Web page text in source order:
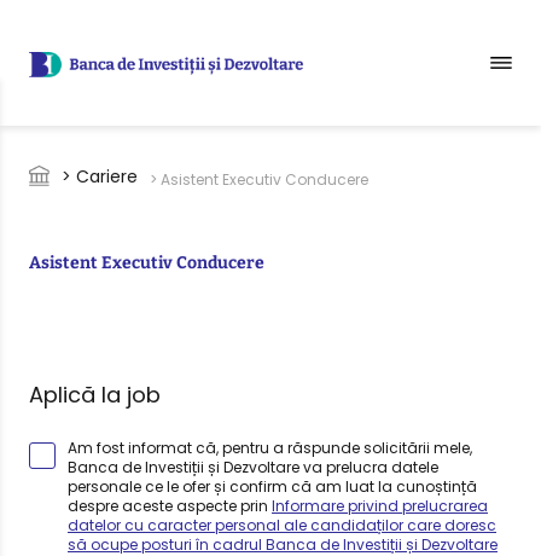
Breadcrumb
> Cariere > Asistent Executiv Conducere
Asistent Executiv Conducere
Aplică la job
Am fost informat că, pentru a răspunde solicitării mele,
Banca de Investiții și Dezvoltare va prelucra datele
personale ce le ofer și confirm că am luat la cunoștință
despre aceste aspecte prin Informare privind prelucrarea
datelor cu caracter personal ale candidaților care doresc
să ocupe posturi în cadrul Banca de Investiții și Dezvoltare